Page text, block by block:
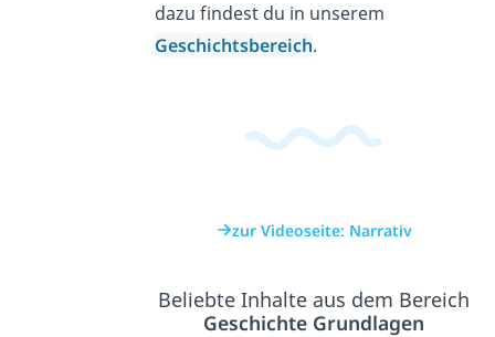
dazu findest du in unserem
Geschichtsbereich.
zur Videoseite: Narrativ
Beliebte Inhalte aus dem Bereich
Geschichte Grundlagen